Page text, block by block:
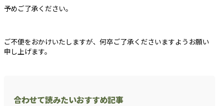
予めご了承ください。
ご不便をおかけいたしますが、何卒ご了承くださいますようお願い
申し上げます。
合わせて読みたいおすすめ記事